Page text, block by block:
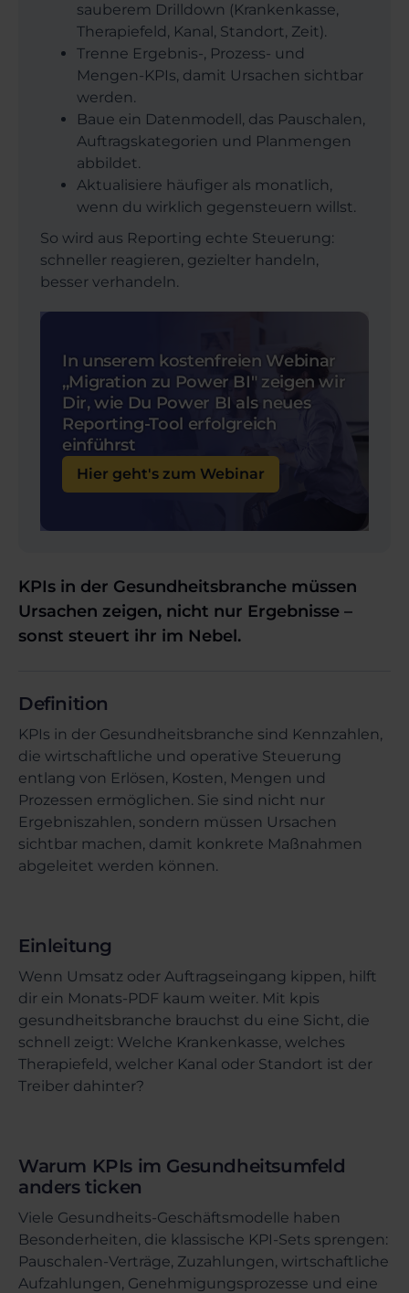
sauberem Drilldown (Krankenkasse,
Therapiefeld, Kanal, Standort, Zeit).
Trenne Ergebnis-, Prozess- und
Mengen-KPIs, damit Ursachen sichtbar
werden.
Baue ein Datenmodell, das Pauschalen,
Auftragskategorien und Planmengen
abbildet.
Aktualisiere häufiger als monatlich,
wenn du wirklich gegensteuern willst.
So wird aus Reporting echte Steuerung:
schneller reagieren, gezielter handeln,
besser verhandeln.
In unserem kostenfreien Webinar
,,Migration zu Power BI" zeigen wir
Dir, wie Du Power BI als neues
Reporting-Tool erfolgreich
einführst
Hier geht's zum Webinar
KPIs in der Gesundheitsbranche müssen
Ursachen zeigen, nicht nur Ergebnisse –
sonst steuert ihr im Nebel.
Definition
KPIs in der Gesundheitsbranche sind Kennzahlen,
die wirtschaftliche und operative Steuerung
entlang von Erlösen, Kosten, Mengen und
Prozessen ermöglichen. Sie sind nicht nur
Ergebniszahlen, sondern müssen Ursachen
sichtbar machen, damit konkrete Maßnahmen
abgeleitet werden können.
Einleitung
Wenn Umsatz oder Auftragseingang kippen, hilft
dir ein Monats-PDF kaum weiter. Mit kpis
gesundheitsbranche brauchst du eine Sicht, die
schnell zeigt: Welche Krankenkasse, welches
Therapiefeld, welcher Kanal oder Standort ist der
Treiber dahinter?
Warum KPIs im Gesundheitsumfeld
anders ticken
Viele Gesundheits-Geschäftsmodelle haben
Besonderheiten, die klassische KPI-Sets sprengen:
Pauschalen-Verträge, Zuzahlungen, wirtschaftliche
Aufzahlungen, Genehmigungsprozesse und eine